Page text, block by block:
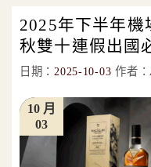
2025年下半年機
秋雙十連假出國
日期： 2025-10-03 作者：
03
10 月